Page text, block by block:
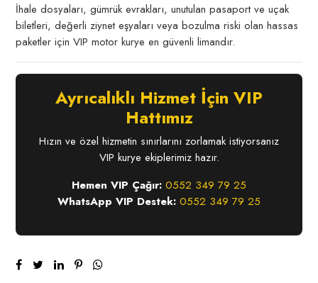
İhale dosyaları, gümrük evrakları, unutulan pasaport ve uçak
biletleri, değerli ziynet eşyaları veya bozulma riski olan hassas
paketler için VIP motor kurye en güvenli limandır.
Ayrıcalıklı Hizmet İçin VIP
Hattımız
Hızın ve özel hizmetin sınırlarını zorlamak istiyorsanız
VIP kurye ekiplerimiz hazır.
Hemen VIP Çağır: 0552 349 79 25
WhatsApp VIP Destek: 0552 349 79 25